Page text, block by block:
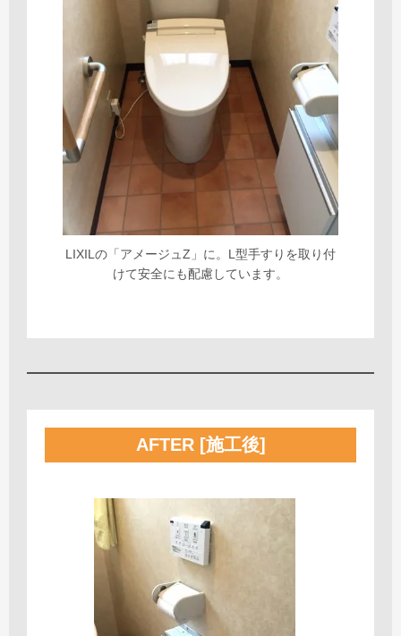
LIXILの「アメージュZ」に。L型手すりを取り付
けて安全にも配慮しています。
AFTER [施工後]